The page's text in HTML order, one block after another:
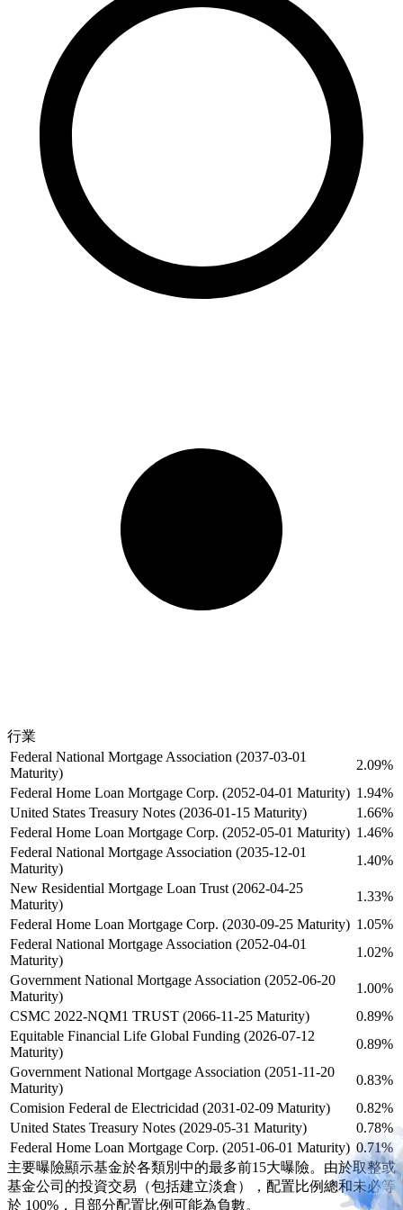
行業
Federal National Mortgage Association (2037-03-01
Maturity)
2.09%
Federal Home Loan Mortgage Corp. (2052-04-01 Maturity) 1.94%
United States Treasury Notes (2036-01-15 Maturity)
1.66%
Federal Home Loan Mortgage Corp. (2052-05-01 Maturity) 1.46%
Federal National Mortgage Association (2035-12-01
Maturity)
1.40%
New Residential Mortgage Loan Trust (2062-04-25
Maturity)
1.33%
Federal Home Loan Mortgage Corp. (2030-09-25 Maturity) 1.05%
Federal National Mortgage Association (2052-04-01
Maturity)
1.02%
Government National Mortgage Association (2052-06-20
Maturity)
1.00%
CSMC 2022-NQM1 TRUST (2066-11-25 Maturity)
0.89%
Equitable Financial Life Global Funding (2026-07-12
Maturity)
0.89%
Government National Mortgage Association (2051-11-20
Maturity)
0.83%
Comision Federal de Electricidad (2031-02-09 Maturity)
0.82%
United States Treasury Notes (2029-05-31 Maturity)
0.78%
Federal Home Loan Mortgage Corp. (2051-06-01 Maturity) 0.71%
主要曝險顯示基金於各類別中的最多前15大曝險。由於取整或
基金公司的投資交易（包括建立淡倉），配置比例總和未必等
於 100%，且部分配置比例可能為負數。